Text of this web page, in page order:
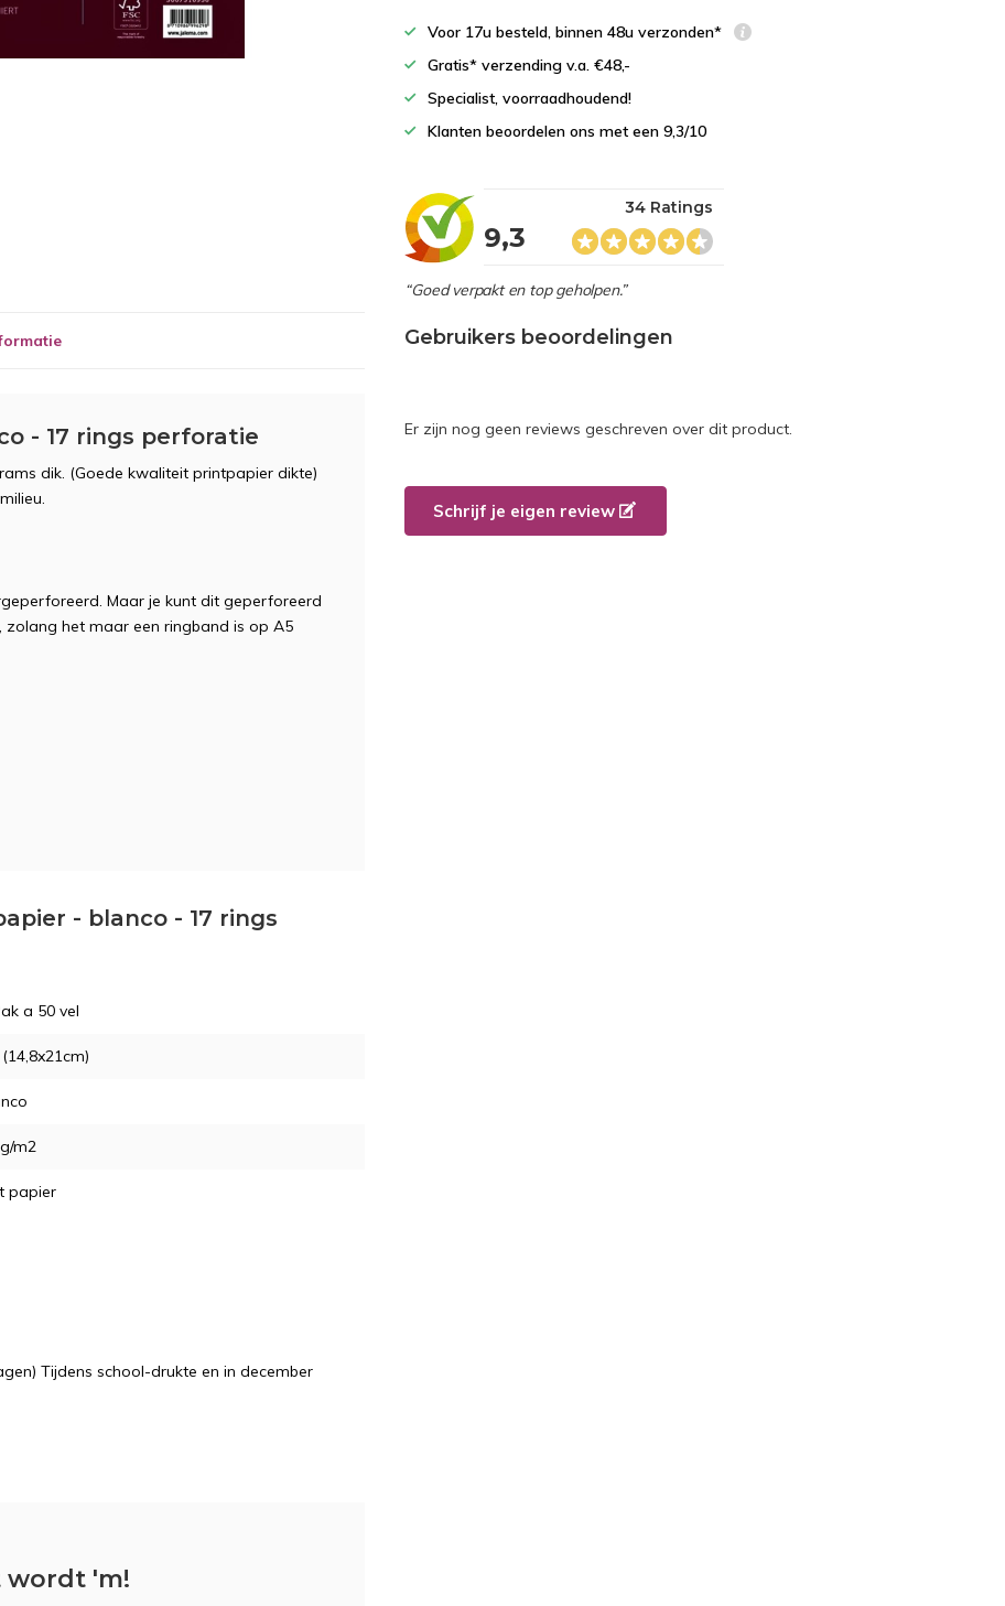
Voor 17u besteld, binnen 48u verzonden*
Gratis* verzending v.a. €48,-
Specialist, voorraadhoudend!
Klanten beoordelen ons met een 9,3/10
9,3
34 Ratings
“Goed verpakt en top geholpen.”
- 17 rings perforatie
dik. (Goede kwaliteit printpapier dikte)
Maar je kunt dit geperforeerd
het maar een ringband is op A5
- blanco - 17 rings
a 50 vel
m2
papier
Tijdens school-drukte en in december
wordt 'm!
Gebruikers beoordelingen
Er zijn nog geen reviews geschreven over dit product.
Schrijf je eigen review